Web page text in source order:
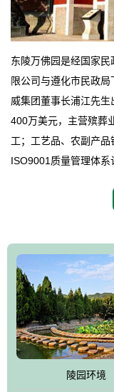
东陵万佛园是经国家
限公司与遵化市民政
威集团董事长浦江先
400万美元，主营殡葬
工；工艺品、农副产
ISO9001质量管理体
拥有4A级旅游区头衔
万佛园位于遵化市境
形绝佳，地理位置优越
园、打造佛教精品旅
的墓地安葬、祭祀吊
郁绚丽、优雅宜人的
园手法相结合的默契
美、民族风格突出，
式园林。
万佛园工程一期占地
陵园环境